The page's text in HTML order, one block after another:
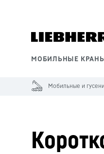
МОБИЛЬНЫЕ
Мобильные и